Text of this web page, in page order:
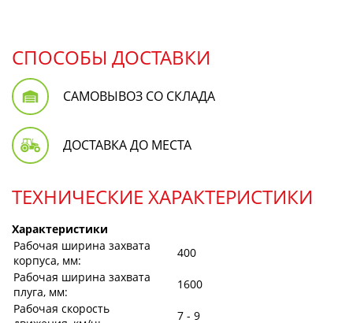
СПОСОБЫ ДОСТАВКИ
САМОВЫВОЗ СО СКЛАДА
ДОСТАВКА ДО МЕСТА
ТЕХНИЧЕСКИЕ ХАРАКТЕРИСТИКИ
Характеристики
Рабочая ширина захвата
корпуса, мм:
400
Рабочая ширина захвата
плуга, мм:
1600
Рабочая скорость
7 - 9